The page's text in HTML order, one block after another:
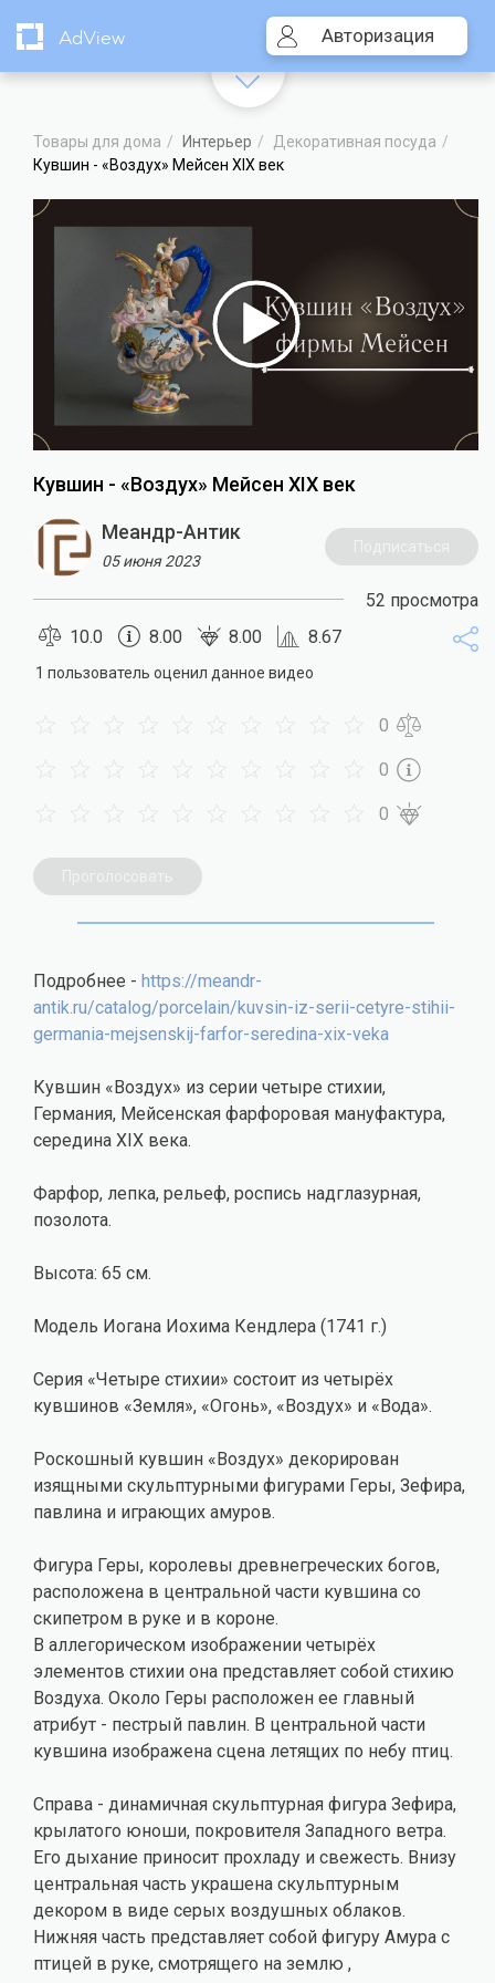
AdView Авторизация
Товары для дома Интерьер
Декоративная посуда
Кувшин - «Воздух» Мейсен XIX век
Видеоплеер
Кувшин - «Воздух» Мейсен XIX век
Меандр-Антик
05 июня 2023
52 просмотра
10.0
8.00 8.00 8.67
1 пользователь оценил данное видео
0
0
0
Подробнее - https://meandr-
antik.ru/catalog/porcelain/kuvsin-iz-serii-cetyre-stihii-
germania-mejsenskij-farfor-seredina-xix-veka
Кувшин «Воздух» из серии четыре стихии,
Германия, Мейсенская фарфоровая мануфактура,
середина XIX века.
Фарфор, лепка, рельеф, роспись надглазурная,
позолота.
Высота: 65 см.
Модель Иогана Иохима Кендлера (1741 г.)
Серия «Четыре стихии» состоит из четырёх
кувшинов «Земля», «Огонь», «Воздух» и «Вода».
Роскошный кувшин «Воздух» декорирован
изящными скульптурными фигурами Геры, Зефира,
павлина и играющих амуров.
Фигура Геры, королевы древнегреческих богов,
расположена в центральной части кувшина со
скипетром в руке и в короне.
В аллегорическом изображении четырёх
элементов стихии она представляет собой стихию
Воздуха. Около Геры расположен ее главный
атрибут - пестрый павлин. В центральной части
кувшина изображена сцена летящих по небу птиц.
Справа - динамичная скульптурная фигура Зефира,
крылатого юноши, покровителя Западного ветра.
Его дыхание приносит прохладу и свежесть. Внизу
центральная часть украшена скульптурным
декором в виде серых воздушных облаков.
Нижняя часть представляет собой фигуру Амура с
птицей в руке, смотрящего на землю ,